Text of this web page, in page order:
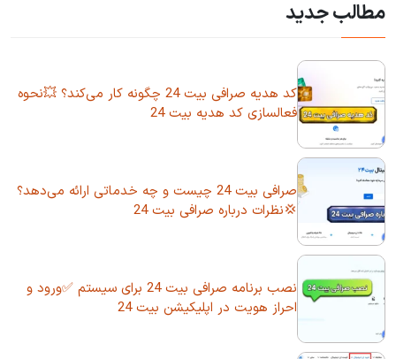
مطالب جدید
کد هدیه صرافی بیت 24 چگونه کار می‌کند؟ 💥نحوه
فعالسازی کد هدیه بیت 24
صرافی بیت 24 چیست و چه خدماتی ارائه می‌دهد؟
💢نظرات درباره صرافی بیت 24
نصب برنامه صرافی بیت 24 برای سیستم ✅ورود و
احراز هویت در اپلیکیشن بیت 24